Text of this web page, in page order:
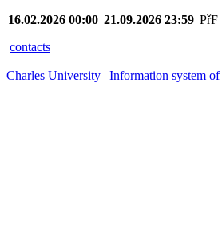
16.02.2026 00:00 21.09.2026 23:59 PřF
contacts
Charles University | Information system